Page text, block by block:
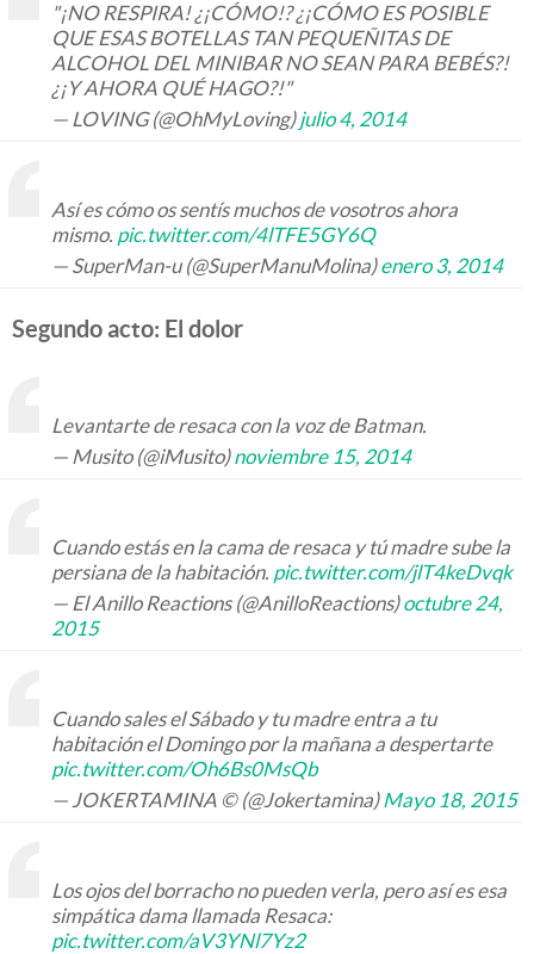
"¡NO RESPIRA! ¿¡CÓMO!? ¿¡CÓMO ES POSIBLE
QUE ESAS BOTELLAS TAN PEQUEÑITAS DE
ALCOHOL DEL MINIBAR NO SEAN PARA BEBÉS?!
¿¡Y AHORA QUÉ HAGO?!"
— LOVING (@OhMyLoving)julio 4, 2014
Así es cómo os sentís muchos de vosotros ahora
mismo. pic.twitter.com/4lTFE5GY6Q
— SuperMan-u (@SuperManuMolina)enero 3, 2014
Segundo acto: El dolor
Levantarte de resaca con la voz de Batman.
— Musito (@iMusito)noviembre 15, 2014
Cuando estás en la cama de resaca y tú madre sube la
persiana de la habitación. pic.twitter.com/jlT4keDvqk
— El Anillo Reactions (@AnilloReactions)octubre 24,
2015
Cuando sales el Sábado y tu madre entra a tu
habitación el Domingo por la mañana a despertarte
pic.twitter.com/Oh6Bs0MsQb
— JOKERTAMINA © (@Jokertamina)Mayo 18, 2015
Los ojos del borracho no pueden verla, pero así es esa
simpática dama llamada Resaca:
pic.twitter.com/aV3YNl7Yz2